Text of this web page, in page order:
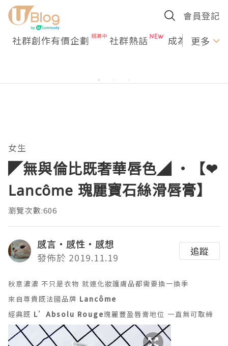
會員登記
社群創作有價企劃 社群熱話 成為U更多
女生
◤無與倫比既奢華唇色◢ ‧【❤
Lancôme 瑰麗寶石絲滑唇膏】
瀏覽次數:606
感言‧感性‧感想
發佈於 2019.11.19
追蹤
秋意濃濃 不只是衣物 就連化妝護膚品都需要換一換季
來自尊貴既法國品牌 Lancôme
經典既 L’Absolu Rouge瑰麗豐盈唇膏地位 一直無可取締